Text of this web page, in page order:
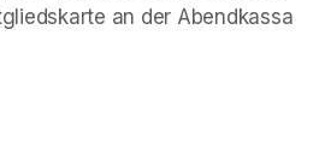
an der Abendkassa